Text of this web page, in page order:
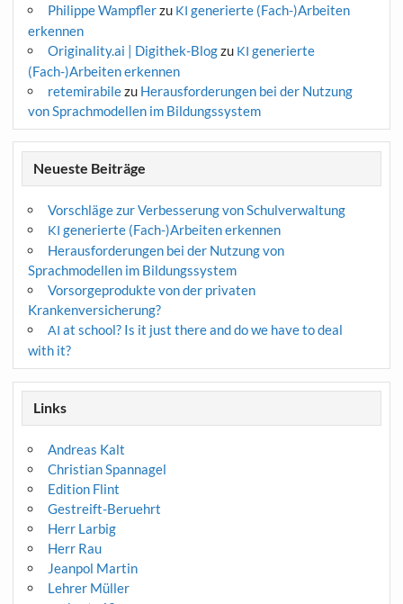
Philippe Wampflerzu KI generierte (Fach-)Arbeiten
erkennen
Originality.ai | Digithek-Blogzu KI generierte
(Fach-)Arbeiten erkennen
retemirabilezu Herausforderungen bei der Nutzung
von Sprachmodellen im Bildungssystem
Neueste Beiträge
Vorschläge zur Verbesserung von Schulverwaltung
KI generierte (Fach-)Arbeiten erkennen
Herausforderungen bei der Nutzung von
Sprachmodellen im Bildungssystem
Vorsorgeprodukte von der privaten
Krankenversicherung?
AI at school? Is it just there and do we have to deal
with it?
Links
Andreas Kalt
Christian Spannagel
Edition Flint
Gestreift-Beruehrt
Herr Larbig
Herr Rau
Jeanpol Martin
Lehrer Müller